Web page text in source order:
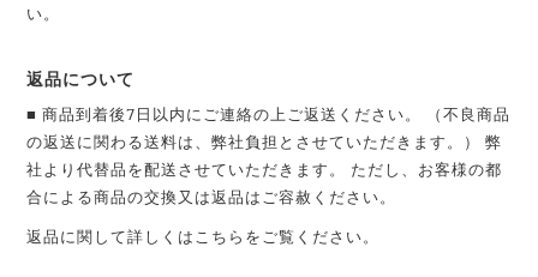
い。
返品について
■ 商品到着後7日以内にご連絡の上ご返送ください。 （不良商品
の返送に関わる送料は、弊社負担とさせていただきます。） 弊
社より代替品を配送させていただきます。 ただし、お客様の都
合による商品の交換又は返品はご容赦ください。
返品に関して詳しくはこちら をご覧ください。